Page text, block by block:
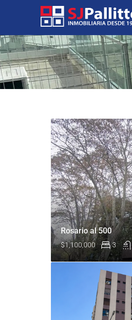
Rosario al 500
$1,100,000 3